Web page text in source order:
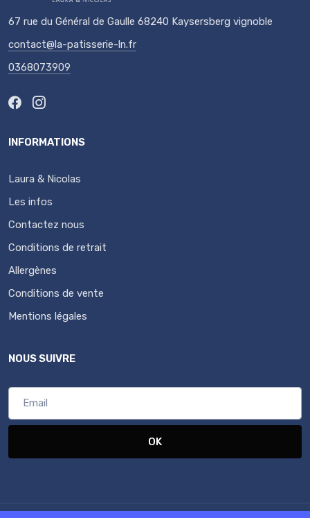
67 rue du Général de Gaulle 68240 Kaysersberg vignoble
contact@la-patisserie-ln.fr
0368073909
INFORMATIONS
Laura & Nicolas
Les infos
Contactez nous
Conditions de retrait
Allergènes
Conditions de vente
Mentions légales
NOUS SUIVRE
OK